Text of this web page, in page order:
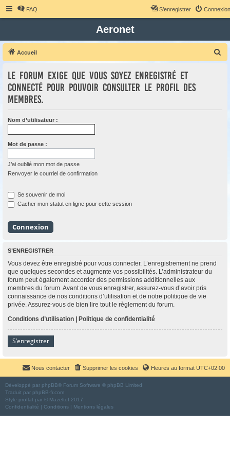
FAQ Connexion
S’enregistrer
Aeronet
Accueil
Le forum exige que vous soyez enregistré et
connecté pour pouvoir consulter le profil des
membres.
Nom d’utilisateur :
Mot de passe :
J’ai oublié mon mot de passe
Renvoyer le courriel de confirmation
Se souvenir de moi
Cacher mon statut en ligne pour cette session
S’ENREGISTRER
Vous devez être enregistré pour vous connecter. L’enregistrement ne prend
que quelques secondes et augmente vos possibilités. L’administrateur du
forum peut également accorder des permissions additionnelles aux
membres du forum. Avant de vous enregistrer, assurez-vous d’avoir pris
connaissance de nos conditions d’utilisation et de notre politique de vie
privée. Assurez-vous de bien lire tout le règlement du forum.
Conditions d’utilisation | Politique de confidentialité
S’enregistrer
Heures au format UTC+02:00
Supprimer les cookies
Nous contacter
Développé par phpBB® Forum Software © phpBB Limited
Traduit par phpBB-fr.com
Style proflat par © Mazeltof 2017
Confidentialité | Conditions | Mentions légales